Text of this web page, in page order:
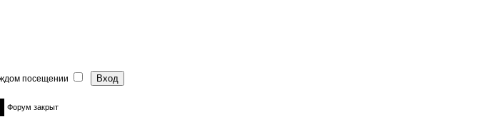
посещении
Форум закрыт